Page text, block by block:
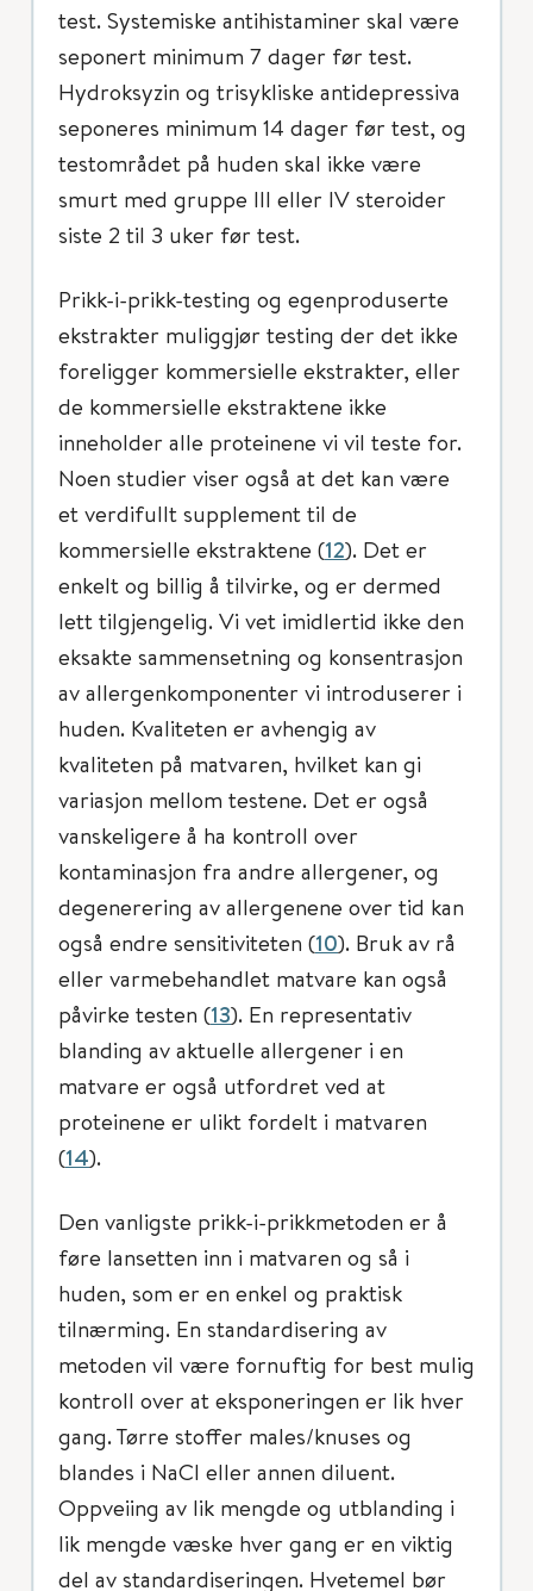
test. Systemiske antihistaminer skal være
seponert minimum 7 dager før test.
Hydroksyzin og trisykliske antidepressiva
seponeres minimum 14 dager før test, og
testområdet på huden skal ikke være
smurt med gruppe III eller IV steroider
siste 2 til 3 uker før test.
Prikk-i-prikk-testing og egenproduserte
ekstrakter muliggjør testing der det ikke
foreligger kommersielle ekstrakter, eller
de kommersielle ekstraktene ikke
inneholder alle proteinene vi vil teste for.
Noen studier viser også at det kan være
et verdifullt supplement til de
kommersielle ekstraktene (12). Det er
enkelt og billig å tilvirke, og er dermed
lett tilgjengelig. Vi vet imidlertid ikke den
eksakte sammensetning og konsentrasjon
av allergenkomponenter vi introduserer i
huden. Kvaliteten er avhengig av
kvaliteten på matvaren, hvilket kan gi
variasjon mellom testene. Det er også
vanskeligere å ha kontroll over
kontaminasjon fra andre allergener, og
degenerering av allergenene over tid kan
også endre sensitiviteten (10). Bruk av rå
eller varmebehandlet matvare kan også
påvirke testen (13). En representativ
blanding av aktuelle allergener i en
matvare er også utfordret ved at
proteinene er ulikt fordelt i matvaren
(14).
Den vanligste prikk-i-prikkmetoden er å
føre lansetten inn i matvaren og så i
huden, som er en enkel og praktisk
tilnærming. En standardisering av
metoden vil være fornuftig for best mulig
kontroll over at eksponeringen er lik hver
gang. Tørre stoffer males/knuses og
blandes i NaCl eller annen diluent.
Oppveiing av lik mengde og utblanding i
lik mengde væske hver gang er en viktig
del av standardiseringen. Hvetemel bør